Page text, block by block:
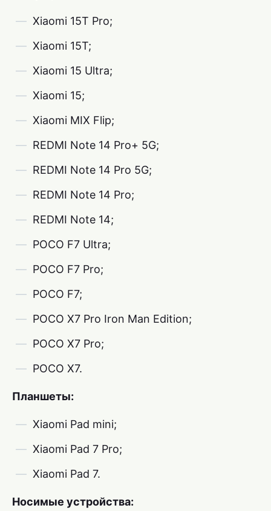
Xiaomi 15T Pro;
Xiaomi 15T;
Xiaomi 15 Ultra;
Xiaomi 15;
Xiaomi MIX Flip;
REDMI Note 14 Pro+ 5G;
REDMI Note 14 Pro 5G;
REDMI Note 14 Pro;
REDMI Note 14;
POCO F7 Ultra;
POCO F7 Pro;
POCO F7;
POCO X7 Pro Iron Man Edition;
POCO X7 Pro;
POCO X7.
Планшеты:
Xiaomi Pad mini;
Xiaomi Pad 7 Pro;
Xiaomi Pad 7.
Носимые устройства: